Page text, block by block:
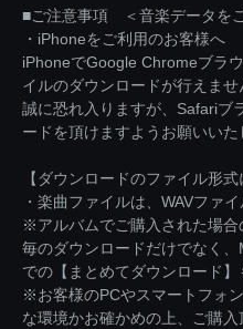
■ご注意事項 ＜音楽データを
・iPhoneをご利用のお客様へ
iPhoneでGoogle Chromeブラ
イルのダウンロードが行えませ
誠に恐れ入りますが、Safariブ
ードを頂けますようお願いいた
【ダウンロードのファイル形式
・楽曲ファイルは、WAVファ
※アルバムでご購入された場合
毎のダウンロードだけでなく
での【まとめてダウンロード】
※お客様のPCやスマートフォ
な環境かお確かめの上、ご購入